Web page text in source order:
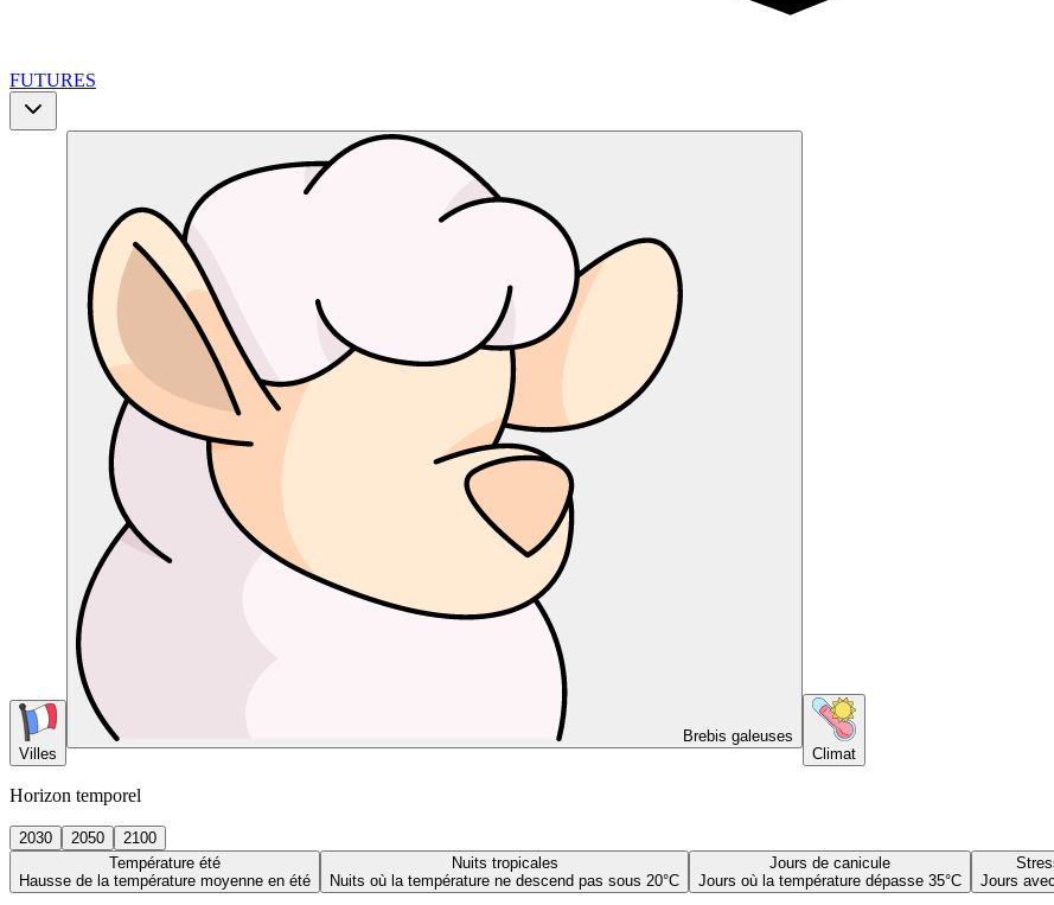
FUTURES
Villes
Brebis galeuses
Climat
Horizon temporel
2030 2050
2100
Température été
Hausse de la température moyenne en été
Nuits tropicales
Nuits où la température ne descend pas sous 20°C
Jours de canicule
Jours où la température dépasse 35°C
Jours